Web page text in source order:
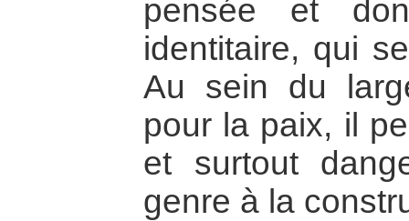
pensée et
identitaire, qui
Au sein du
pour la paix, il
et surtout
genre à la